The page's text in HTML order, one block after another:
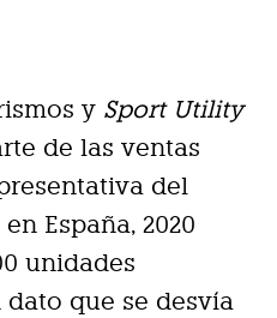
y Sport Utility
de las ventas
del
España, 2020
unidades
que se desvía